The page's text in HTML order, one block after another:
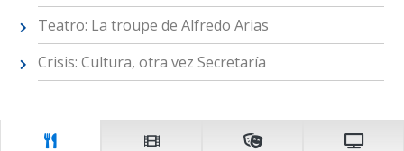
Teatro: La troupe de Alfredo Arias
Crisis: Cultura, otra vez Secretaría